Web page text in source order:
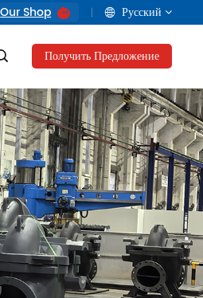
Our Shop Русский
français
русский
العربية
Tiếng Việt
Indonesia
Получить Предложение